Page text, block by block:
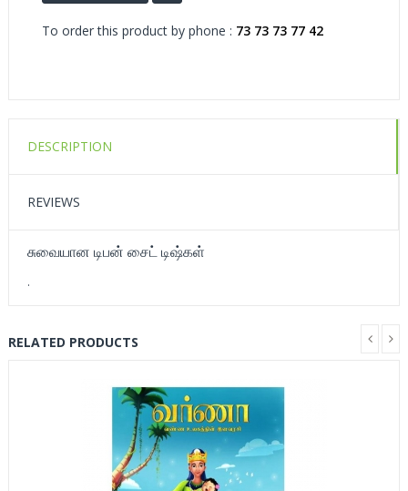
To order this product by phone : 73 73 73 77 42
DESCRIPTION
REVIEWS
சுவையான டிபன் சைட் டிஷ்கள்
.
RELATED PRODUCTS